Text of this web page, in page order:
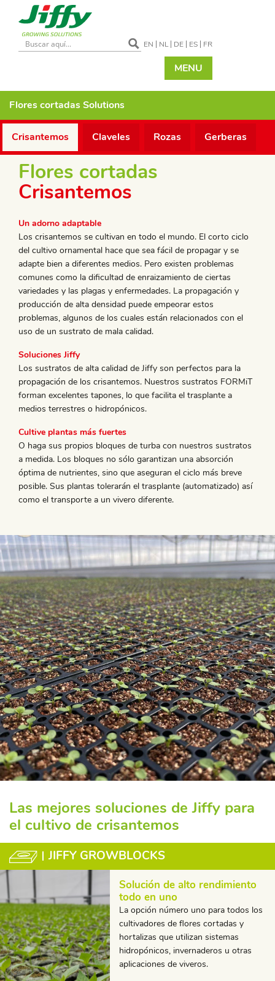
EN NL DE ES FR
MENU
Flores cortadasSolutions
Crisantemos Claveles Rozas Gerberas
Flores cortadas
Crisantemos
Un adorno adaptable
Los crisantemos se cultivan en todo el mundo. El corto ciclo
del cultivo ornamental hace que sea fácil de propagar y se
adapte bien a diferentes medios. Pero existen problemas
comunes como la dificultad de enraizamiento de ciertas
variedades y las plagas y enfermedades. La propagación y
producción de alta densidad puede empeorar estos
problemas, algunos de los cuales están relacionados con el
uso de un sustrato de mala calidad.
Soluciones Jiffy
Los sustratos de alta calidad de Jiffy son perfectos para la
propagación de los crisantemos. Nuestros sustratos FORMiT
forman excelentes tapones, lo que facilita el trasplante a
medios terrestres o hidropónicos.
Cultive plantas más fuertes
O haga sus propios bloques de turba con nuestros sustratos
a medida. Los bloques no sólo garantizan una absorción
óptima de nutrientes, sino que aseguran el ciclo más breve
posible. Sus plantas tolerarán el trasplante (automatizado) así
como el transporte a un vivero diferente.
Las mejores soluciones de Jiffy para
el cultivo de crisantemos
JIFFY GROWBLOCKS
Solución de alto rendimiento
todo en uno
La opción número uno para todos los
cultivadores de flores cortadas y
hortalizas que utilizan sistemas
hidropónicos, invernaderos u otras
aplicaciones de viveros.